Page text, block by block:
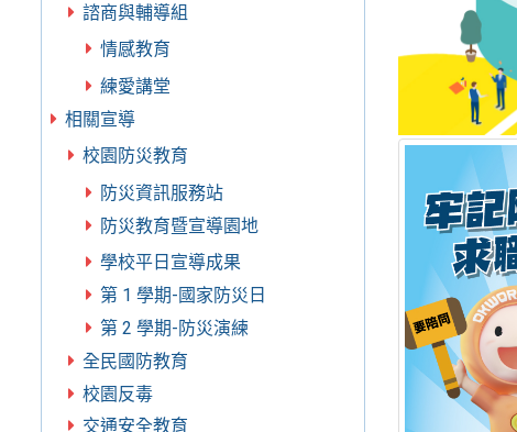
諮商與輔導組
情感教育
練愛講堂
相關宣導
校園防災教育
防災資訊服務站
防災教育暨宣導園地
學校平日宣導成果
第 1 學期-國家防災日
第 2 學期-防災演練
全民國防教育
校園反毒
交通安全教育